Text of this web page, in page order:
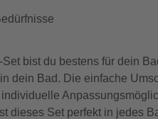
bist du bestens für dein
dein Bad. Die einfache
dieses Set perfekt in jedes